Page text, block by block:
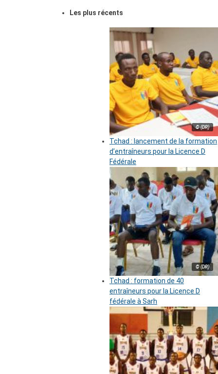
Les plus récents
© (DR)
Tchad : lancement de la formation
d’entraîneurs pour la Licence D
Fédérale
© (DR)
Tchad : formation de 40
entraîneurs pour la Licence D
fédérale à Sarh